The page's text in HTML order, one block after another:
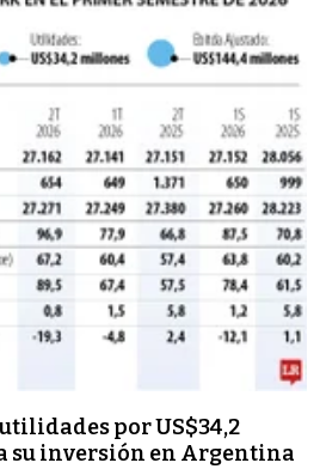
por US$34,2
su inversión en Argentina